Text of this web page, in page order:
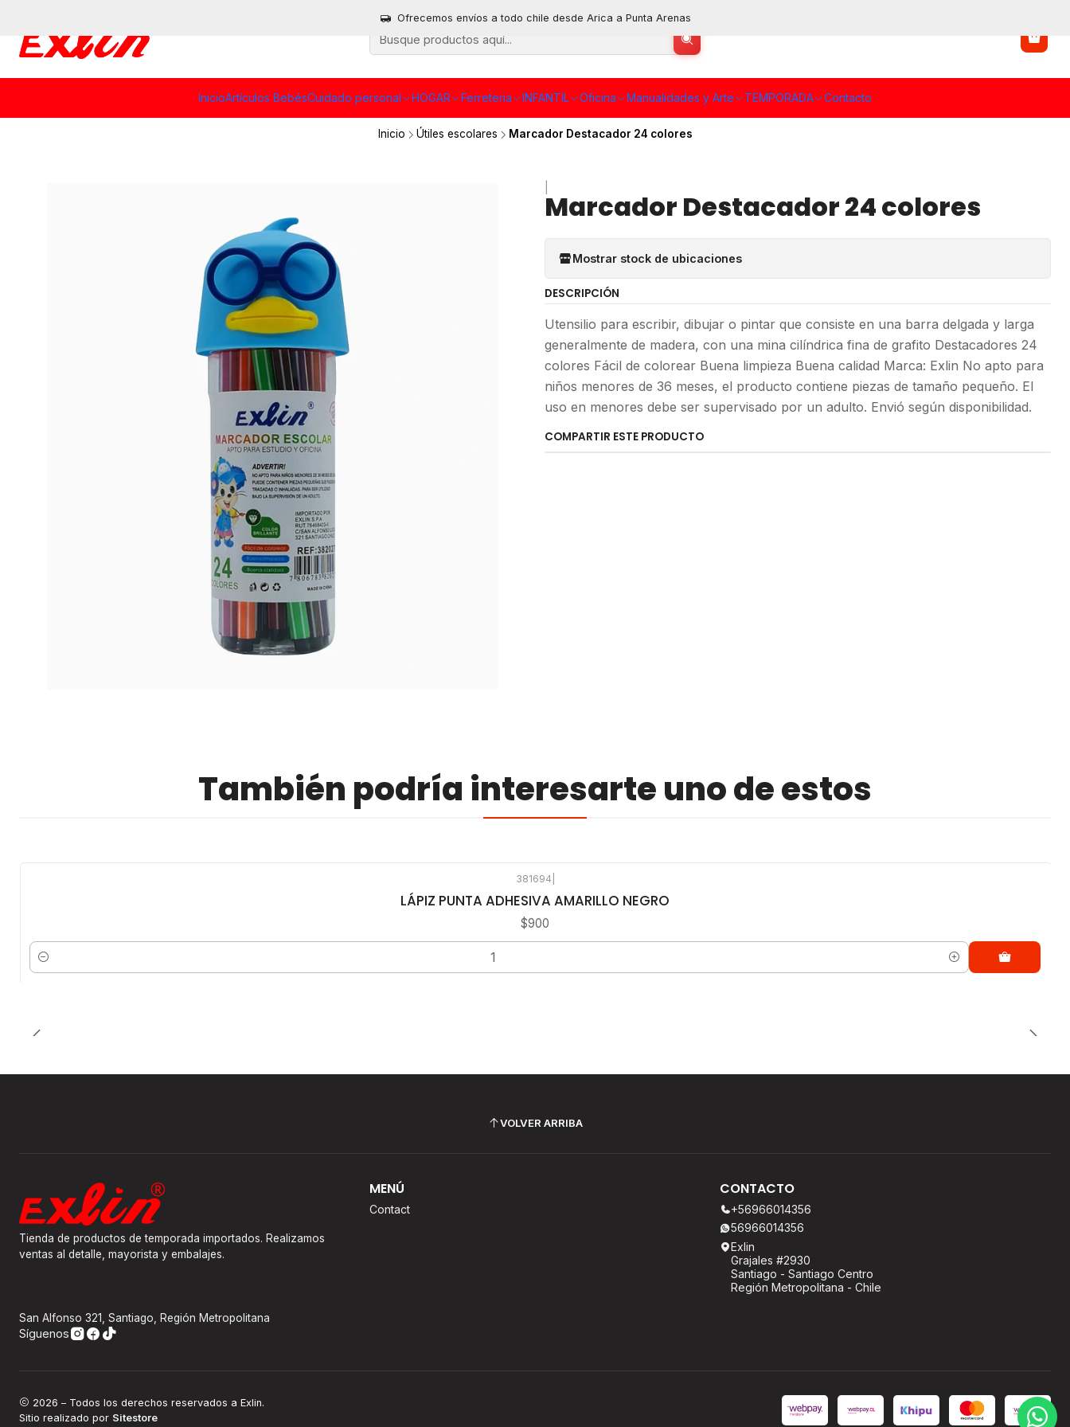
InicioArtículos BebésCuidado personal HOGAR Ferreteria INFANTIL Oficina Manualidades y Arte TEMPORADA Contacto
Ofrecemos envíos a todo chile desde Arica a Punta Arenas
Inicio Útiles escolares Marcador Destacador 24 colores
Marcador Destacador 24 colores
Mostrar stock de ubicaciones
DESCRIPCIÓN
Utensilio para escribir, dibujar o pintar que consiste en una barra delgada y larga
generalmente de madera, con una mina cilíndrica fina de grafito Destacadores 24
colores Fácil de colorear Buena limpieza Buena calidad Marca: Exlin No apto para
niños menores de 36 meses, el producto contiene piezas de tamaño pequeño. El
uso en menores debe ser supervisado por un adulto. Envió según disponibilidad.
COMPARTIR ESTE PRODUCTO
También podría interesarte uno de estos
381694
LÁPIZ PUNTA ADHESIVA AMARILLO NEGRO
$900
Cantidad
VOLVER ARRIBA
Tienda de productos de temporada importados. Realizamos
ventas al detalle, mayorista y embalajes.
San Alfonso 321, Santiago, Región Metropolitana
Síguenos
MENÚ
Contact
CONTACTO
+56966014356
56966014356
Exlin
Grajales #2930
Santiago - Santiago Centro
Región Metropolitana - Chile
2026 – Todos los derechos reservados a Exlin.
Sitio realizado por Sitestore